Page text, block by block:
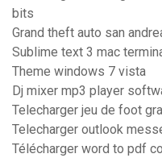
bits
Grand theft auto san
Sublime text 3 mac
Theme windows 7 vista
Dj mixer mp3 player
Telecharger jeu de foot
Telecharger outlook
Télécharger word to pdf